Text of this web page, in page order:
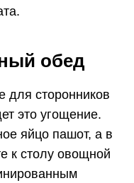
обед
для сторонников
это угощение.
яйцо пашот, а в
к столу овощной